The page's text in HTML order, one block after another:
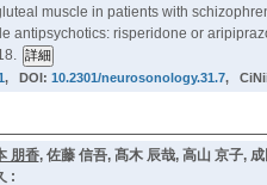
muscle in patients with
antipsychotics: risperidone or
, DOI: 10.2301/neurosonology.31.7,
朋香, 佐藤 信吾, 髙木 辰哉, 高山 京子,
: